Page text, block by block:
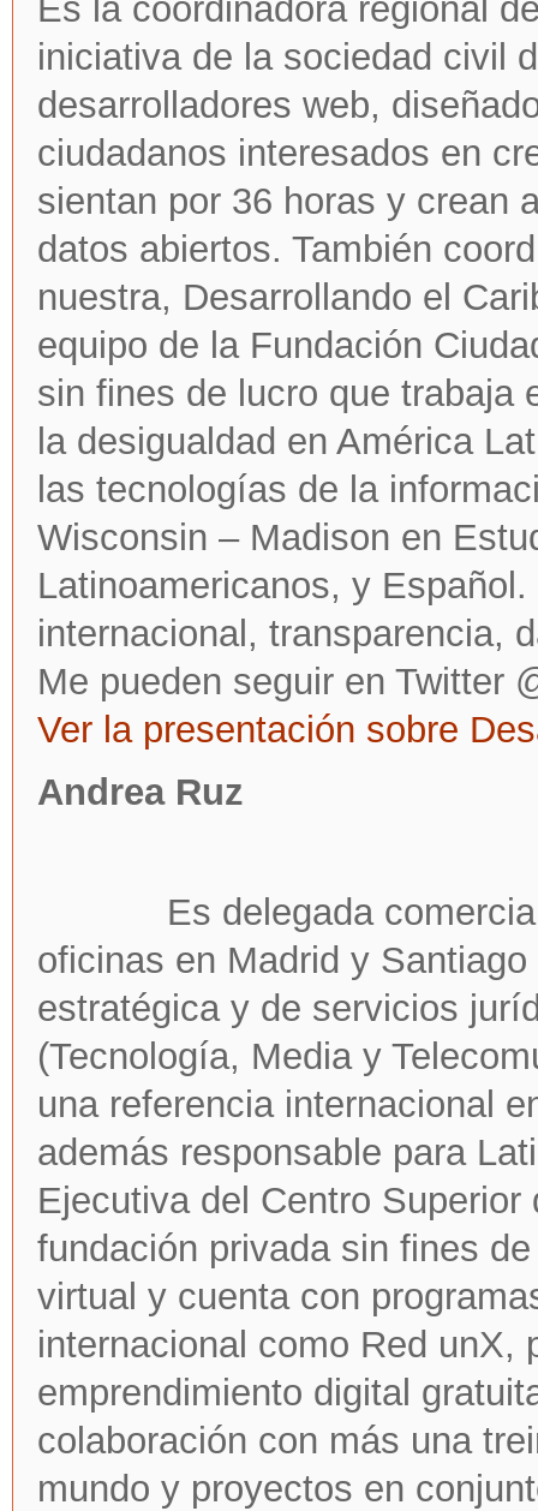
Es la coordinadora regional
iniciativa de la sociedad civil
desarrolladores web,
ciudadanos interesados en
sientan por 36 horas y crean
datos abiertos. También
nuestra, Desarrollando el
equipo de la Fundación
sin fines de lucro que trabaja
la desigualdad en América
las tecnologías de la
Wisconsin – Madison en
Latinoamericanos, y
internacional, transparencia,
Me pueden seguir en Twitter
Ver la presentación sobre
Andrea Ruz
Es delegada
oficinas en Madrid y
estratégica y de servicios
(Tecnología, Media y
una referencia internacional
además responsable para
Ejecutiva del Centro
fundación privada sin fines
virtual y cuenta con
internacional como Red unX,
emprendimiento digital
colaboración con más una
mundo y proyectos en